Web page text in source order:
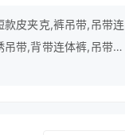
款皮夹克,裤吊带,吊带连
带,背带连体裤,吊带牛